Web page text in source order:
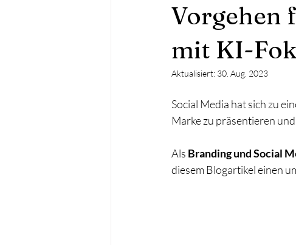
Vorgehen
mit KI-
Aktualisiert: 30. Aug. 2023
Social Media hat sich zu
Marke zu präsentieren
Als Branding und Social
diesem Blogartikel einen